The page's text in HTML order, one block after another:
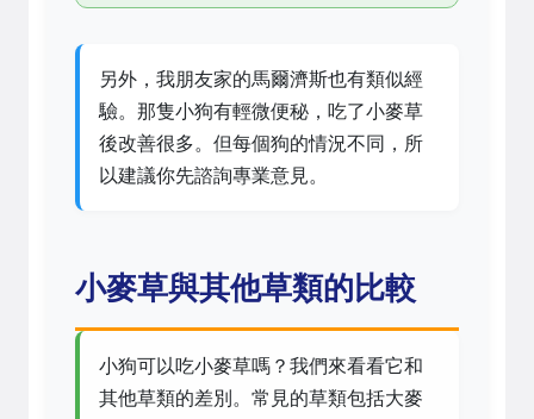
另外，我朋友家的馬爾濟斯也有類似經
驗。那隻小狗有輕微便秘，吃了小麥草
後改善很多。但每個狗的情況不同，所
以建議你先諮詢專業意見。
小麥草與其他草類的比較
小狗可以吃小麥草嗎？我們來看看它和
其他草類的差別。常見的草類包括大麥